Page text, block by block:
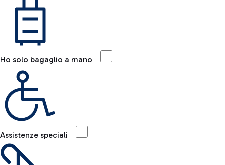
Ho solo bagaglio a mano
Assistenze speciali